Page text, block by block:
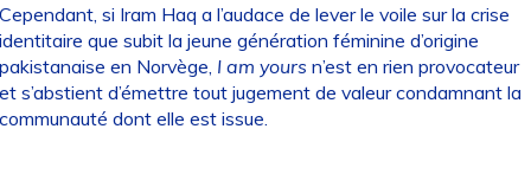
si Iram Haq a l’audace de lever le voile sur la crise
que subit la jeune génération féminine d’origine
en Norvège, I am yours n’est en rien provocateur
s’abstient d’émettre tout jugement de valeur condamnant la
dont elle est issue.